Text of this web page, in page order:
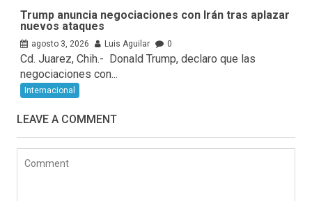
Trump anuncia negociaciones con Irán tras aplazar
nuevos ataques
agosto 3, 2026 Luis Aguilar 0
Cd. Juarez, Chih.- Donald Trump, declaro que las
negociaciones con...
Internacional
LEAVE A COMMENT